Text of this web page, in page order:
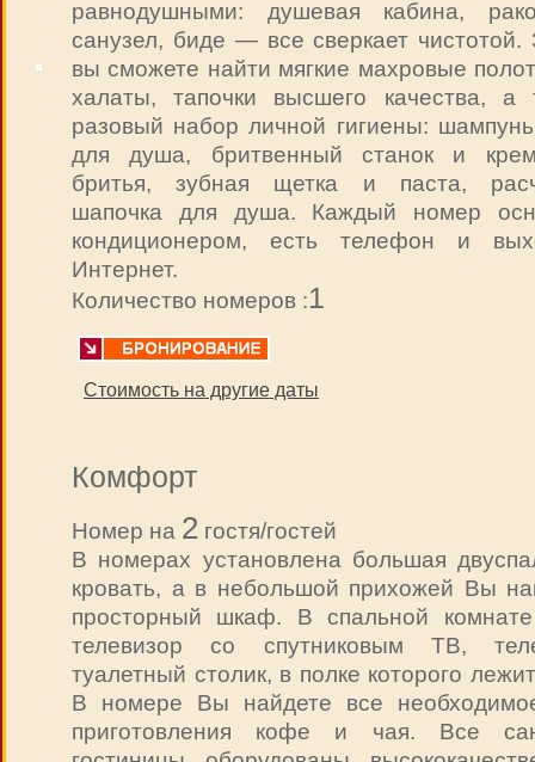
равнодушными: душевая кабина,
санузел, биде — все сверкает чистотой.
вы сможете найти мягкие махровые
халаты, тапочки высшего качества, а
разовый набор личной гигиены:
для душа, бритвенный станок и
бритья, зубная щетка и паста,
шапочка для душа. Каждый номер
кондиционером, есть телефон и
Интернет.
Количество номеров :1
Стоимость на другие даты
Комфорт
Номер на 2 гостя/гостей
В номерах установлена большая
кровать, а в небольшой прихожей Вы
просторный шкаф. В спальной
телевизор со спутниковым ТВ,
туалетный столик, в полке которого
В номере Вы найдете все
приготовления кофе и чая. Все